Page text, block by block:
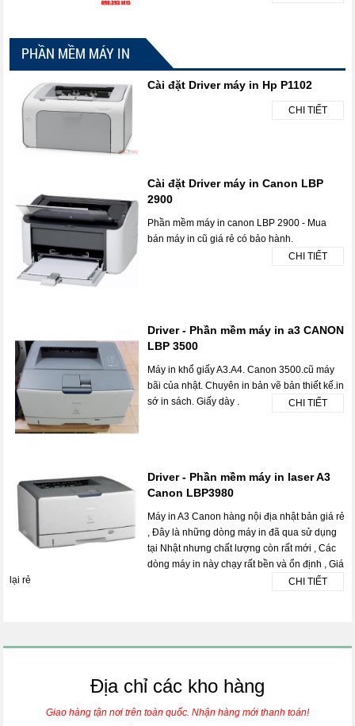
PHẦN MỀM MÁY IN
Cài đặt Driver máy in Hp P1102
CHI TIẾT
Cài đặt Driver máy in Canon LBP
2900
Phần mềm máy in canon LBP 2900 - Mua
bán máy in cũ giá rẻ có bảo hành.
CHI TIẾT
Driver - Phần mềm máy in a3 CANON
LBP 3500
Máy in khổ giấy A3.A4. Canon 3500.cũ máy
bãi của nhật. Chuyên in bản vẽ bản thiết kế.in
sớ in sách. Giấy dày .
CHI TIẾT
Driver - Phần mềm máy in laser A3
Canon LBP3980
Máy in A3 Canon hàng nội địa nhật bản giá rẻ
, Đây là những dòng máy in đã qua sử dụng
tại Nhật nhưng chất lượng còn rất mới , Các
dòng máy in này chạy rất bền và ổn định , Giá
lại rẻ
CHI TIẾT
Địa chỉ các kho hàng
Giao hàng tận nơi trên toàn quốc. Nhận hàng mới thanh toán!